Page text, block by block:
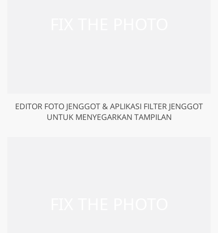
EDITOR FOTO JENGGOT & APLIKASI FILTER JENGGOT
UNTUK MENYEGARKAN TAMPILAN